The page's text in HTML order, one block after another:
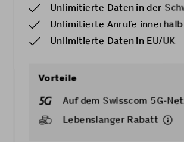
Unlimitierte Daten in der
Unlimitierte Anrufe innerhalb
Unlimitierte Daten in EU/UK
Vorteile
Auf dem Swisscom 5G-
Lebenslanger Rabatt